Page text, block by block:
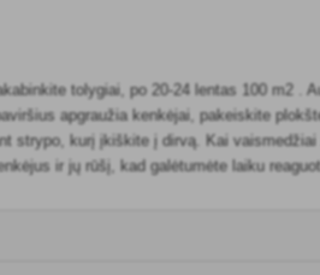
tolygiai, po 20-24 lentas 100 m2 .
apgraužia kenkėjai, pakeiskite
strypo, kurį įkiškite į dirvą. Kai
ir jų rūšį, kad galėtumėte laiku